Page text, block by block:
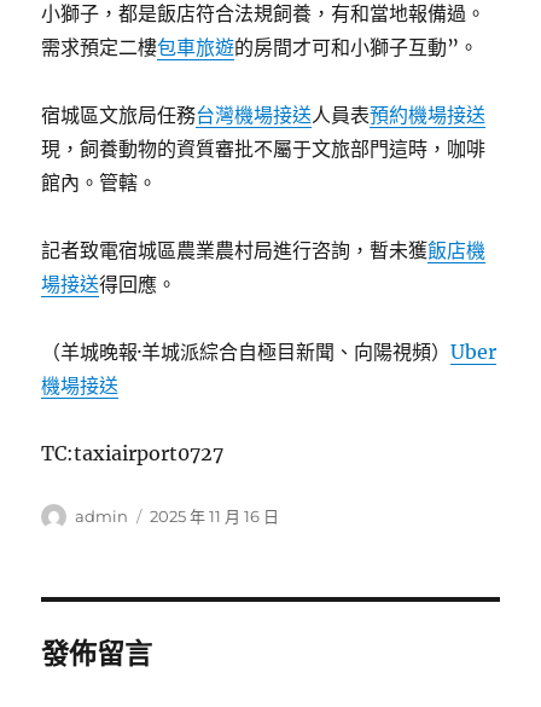
小獅子，都是飯店符合法規飼養，有和當地報備過。
需求預定二樓包車旅遊的房間才可和小獅子互動”。
宿城區文旅局任務台灣機場接送人員表預約機場接送
現，飼養動物的資質審批不屬于文旅部門這時，咖啡
館內。管轄。
記者致電宿城區農業農村局進行咨詢，暫未獲飯店機
場接送得回應。
（羊城晚報·羊城派綜合自極目新聞、向陽視頻）Uber
機場接送
TC:taxiairport0727
作
admin
發
2025 年 11 月 16 日
發佈留言